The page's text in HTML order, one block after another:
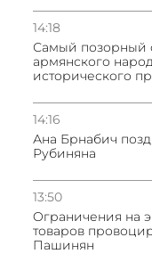
14:18
Самый позорный
армянского
исторического
14:16
Ана Брнабич
Рубиняна
13:50
Oграничения на
товаров
Пашинян